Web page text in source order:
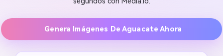
Genera Imágenes De Aguacate Ahora